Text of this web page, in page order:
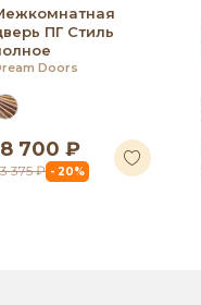
ПГ Стиль
Doors
700 ₽
375 ₽ - 20%